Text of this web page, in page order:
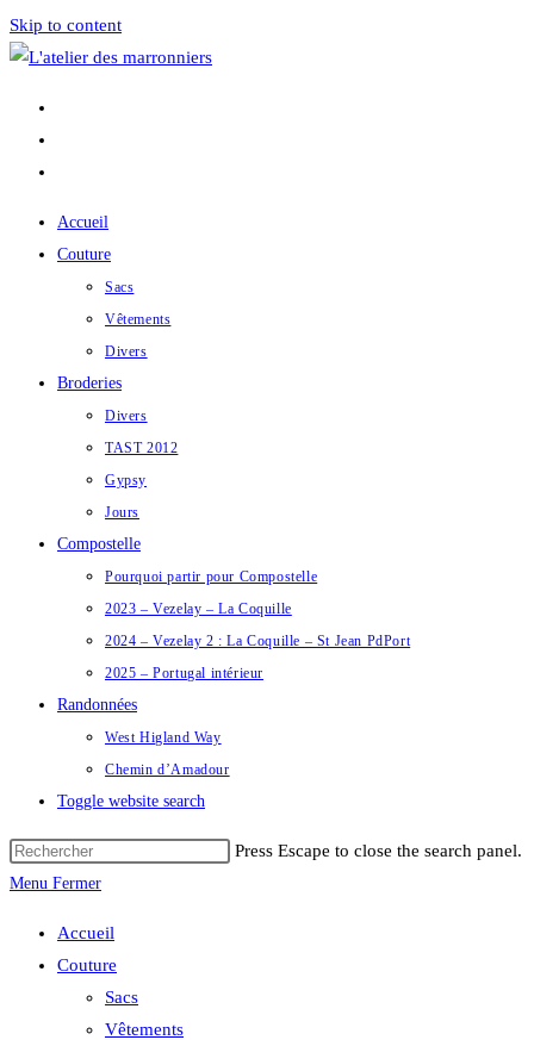
Skip to content
Accueil
Couture
Sacs
Vêtements
Divers
Broderies
Divers
TAST 2012
Gypsy
Jours
Compostelle
Pourquoi partir pour Compostelle
2023 – Vezelay – La Coquille
2024 – Vezelay 2 : La Coquille – St Jean PdPort
2025 – Portugal intérieur
Randonnées
West Higland Way
Chemin d’Amadour
Toggle website search
Press Escape to close the search panel.
Menu Fermer
Accueil
Couture
Sacs
Vêtements